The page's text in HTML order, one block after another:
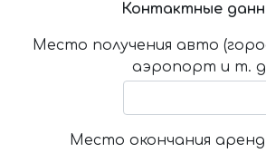
Контактные
Место получения авто
аэропорт и т.
Место окончания